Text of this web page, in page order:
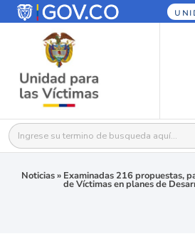
Buscar:
Noticias» Examinadas 216 propuestas,
de Víctimas en planes de